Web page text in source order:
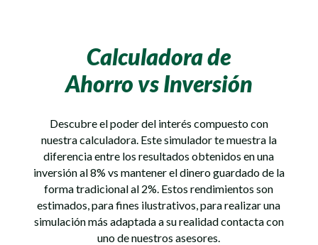
Calculadora de
Ahorro vs Inversión
Descubre el poder del interés compuesto con
nuestra calculadora. Este simulador te muestra la
diferencia entre los resultados obtenidos en una
inversión al 8% vs mantener el dinero guardado de la
forma tradicional al 2%. Estos rendimientos son
estimados, para fines ilustrativos, para realizar una
simulación más adaptada a su realidad contacta con
uno de nuestros asesores.